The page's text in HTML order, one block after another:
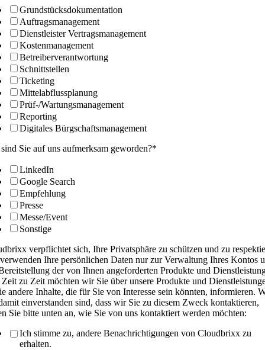
Grundstücksdokumentation
Auftragsmanagement
Dienstleister Vertragsmanagement
Kostenmanagement
Betreiberverantwortung
Schnittstellen
Ticketing
Mittelabflussplanung
Prüf-/Wartungsmanagement
Reporting
Digitales Bürgschaftsmanagement
Sie auf uns aufmerksam geworden?*
LinkedIn
Google Search
Empfehlung
Presse
Messe/Event
Sonstige
verpflichtet sich, Ihre Privatsphäre zu schützen und zu
Ihre persönlichen Daten nur zur Verwaltung Ihres Kontos
der von Ihnen angeforderten Produkte und
zu Zeit möchten wir Sie über unsere Produkte und
andere Inhalte, die für Sie von Interesse sein könnten, informieren.
einverstanden sind, dass wir Sie zu diesem Zweck kontaktieren,
Sie bitte unten an, wie Sie von uns kontaktiert werden möchten:
Ich stimme zu, andere Benachrichtigungen von Cloudbrixx zu
erhalten.